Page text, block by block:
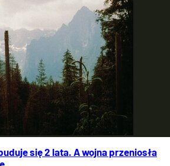
się 2 lata. A wojna przeniosła